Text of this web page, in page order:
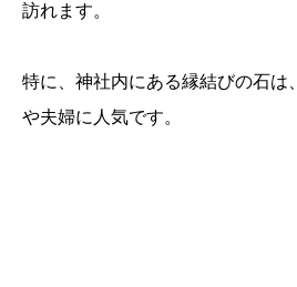
訪れます。
特に、神社内にある縁結びの石は
や夫婦に人気です。